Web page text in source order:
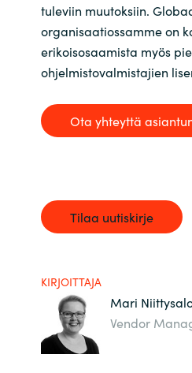
tuleviin muutoksiin.
organisaatiossamme on
erikoisosaamista myös
ohjelmistovalmistajien
Ota yhteyttä
Tilaa uutiskirje
KIRJOITTAJA
Mari
Vendor